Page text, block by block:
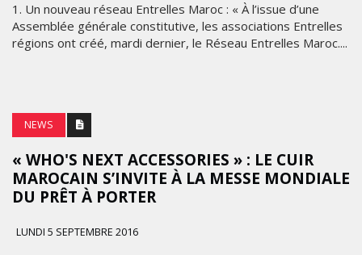
1. Un nouveau réseau Entrelles Maroc : « À l’issue d’une
Assemblée générale constitutive, les associations Entrelles
régions ont créé, mardi dernier, le Réseau Entrelles Maroc....
NEWS
« WHO'S NEXT ACCESSORIES » : LE CUIR
MAROCAIN S’INVITE À LA MESSE MONDIALE
DU PRÊT À PORTER
LUNDI 5 SEPTEMBRE 2016